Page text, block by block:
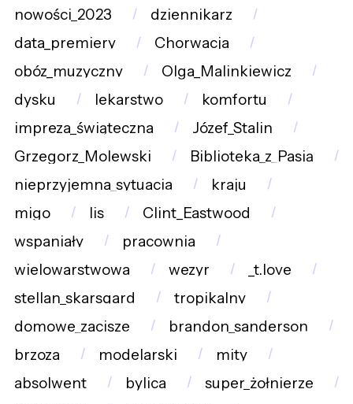
nowości_2023
dziennikarz
data_premiery
Chorwacja
obóz_muzyczny
Olga_Malinkiewicz
dysku
lekarstwo
komfortu
impreza_świąteczna
Józef_Stalin
Grzegorz_Molewski
Biblioteka_z_Pasją
nieprzyjemna_sytuacja
kraju
migo
lis
Clint_Eastwood
wspaniały
pracownia
wielowarstwowa
wezyr
_t.love
stellan_skarsgard
tropikalny
domowe_zacisze
brandon_sanderson
brzoza
modelarski
mity
absolwent
bylica
super_żołnierze